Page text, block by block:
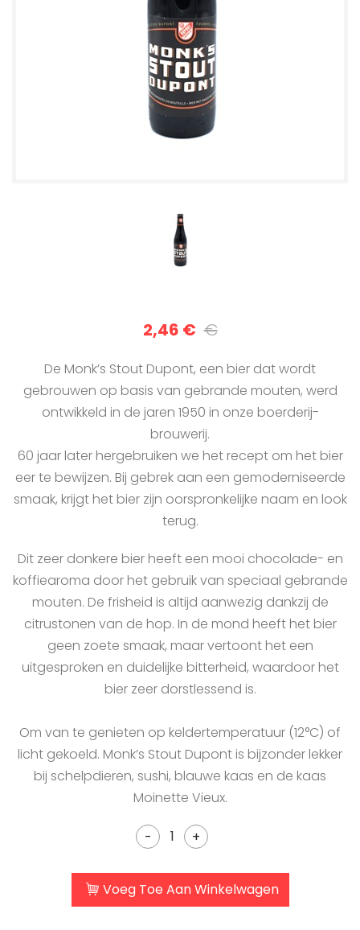
2,46 € €
De Monk’s Stout Dupont, een bier dat wordt
gebrouwen op basis van gebrande mouten, werd
ontwikkeld in de jaren 1950 in onze boerderij-
brouwerij.
60 jaar later hergebruiken we het recept om het bier
eer te bewijzen. Bij gebrek aan een gemoderniseerde
smaak, krijgt het bier zijn oorspronkelijke naam en look
terug.
Dit zeer donkere bier heeft een mooi chocolade- en
koffiearoma door het gebruik van speciaal gebrande
mouten. De frisheid is altijd aanwezig dankzij de
citrustonen van de hop. In de mond heeft het bier
geen zoete smaak, maar vertoont het een
uitgesproken en duidelijke bitterheid, waardoor het
bier zeer dorstlessend is.
Om van te genieten op keldertemperatuur (12°C) of
licht gekoeld. Monk’s Stout Dupont is bijzonder lekker
bij schelpdieren, sushi, blauwe kaas en de kaas
Moinette Vieux.
- +
Voeg Toe Aan Winkelwagen